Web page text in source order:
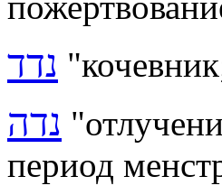
נדד
נדה
период